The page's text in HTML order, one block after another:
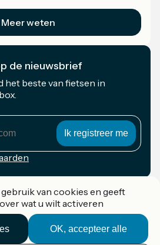
Meer weten
de nieuwsbrief
het beste van fietsen in
van cookies en geeft
wat u wilt activeren
OK, accepteer alle